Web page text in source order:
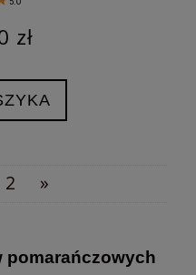
zł
2 »
pomarańczowych